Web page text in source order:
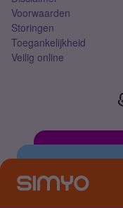
Voorwaarden
Storingen
Toegankelijkheid
Veilig online